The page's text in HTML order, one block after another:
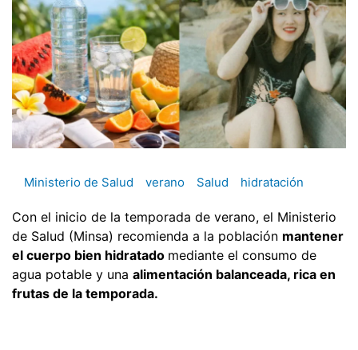
Ministerio de Salud verano Salud hidratación
Con el inicio de la temporada de verano, el Ministerio
de Salud (Minsa) recomienda a la población mantener
el cuerpo bien hidratado mediante el consumo de
agua potable y una alimentación balanceada, rica en
frutas de la temporada.